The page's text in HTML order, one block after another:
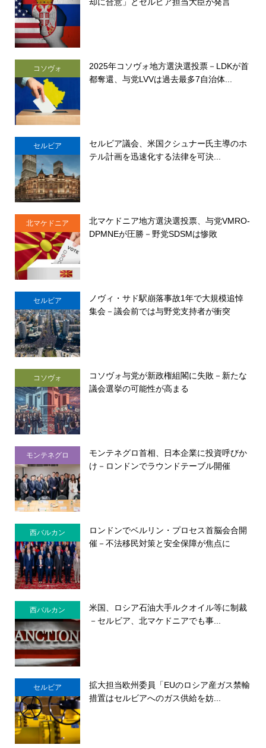
却に合意」とセルビア担当大臣が発言
コソヴォ
2025年コソヴォ地方選決選投票－LDKが首
都奪還、与党LVVは過去最多7自治体...
セルビア
セルビア議会、米国クシュナー氏主導のホ
テル計画を迅速化する法律を可決...
北マケドニア
北マケドニア地方選決選投票、与党VMRO-
DPMNEが圧勝－野党SDSMは惨敗
セルビア
ノヴィ・サド駅崩落事故1年で大規模追悼
集会－議会前では与野党支持者が衝突
コソヴォ
コソヴォ与党が新政権組閣に失敗－新たな
議会選挙の可能性が高まる
モンテネグロ
モンテネグロ首相、日本企業に投資呼びか
け－ロンドンでラウンドテーブル開催
西バルカン
ロンドンでベルリン・プロセス首脳会合開
催－不法移民対策と安全保障が焦点に
西バルカン
米国、ロシア石油大手ルクオイル等に制裁
－セルビア、北マケドニアでも事...
セルビア
拡大担当欧州委員「EUのロシア産ガス禁輸
措置はセルビアへのガス供給を妨...